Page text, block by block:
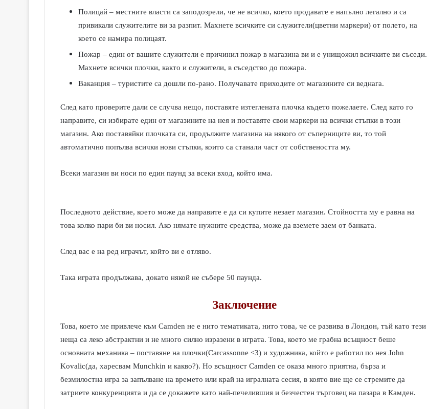
Полицай – местните власти са заподозрели, че не всичко, което продавате е напълно легално и са
привикали служителите ви за разпит. Махнете всичките си служители(цветни маркери) от полето, на
което се намира полицаят.
Пожар – един от вашите служители е причинил пожар в магазина ви и е унищожил всичките ви съседи.
Махнете всички плочки, както и служители, в съседство до пожара.
Ваканция – туристите са дошли по-рано. Получавате приходите от магазините си веднага.
След като проверите дали се случва нещо, поставяте изтеглената плочка където пожелаете. След като го
направите, си избирате един от магазините на нея и поставяте свои маркери на всички стъпки в този
магазин. Ако поставяйки плочката си, продължите магазина на някого от съперниците ви, то той
автоматично попълва всички нови стъпки, които са станали част от собствеността му.
Всеки магазин ви носи по един паунд за всеки вход, който има.
Последното действие, което може да направите е да си купите незает магазин. Стойността му е равна на
това колко пари би ви носил. Ако нямате нужните средства, може да вземете заем от банката.
След вас е на ред играчът, който ви е отляво.
Така играта продължава, докато някой не събере 50 паунда.
Заключение
Това, което ме привлече към Camden не е нито тематиката, нито това, че се развива в Лондон, тъй като тези
неща са леко абстрактни и не много силно изразени в играта. Това, което ме грабна всъщност беше
основната механика – поставяне на плочки(Carcassonne <3) и художника, който е работил по нея John
Kovalic(да, харесвам Munchkin и какво?). Но всъщност Camden се оказа много приятна, бърза и
безмилостна игра за запълване на времето или край на игралната сесия, в която вие ще се стремите да
затриете конкуренцията и да се докажете като най-печелившия и безчестен търговец на пазара в Камден.